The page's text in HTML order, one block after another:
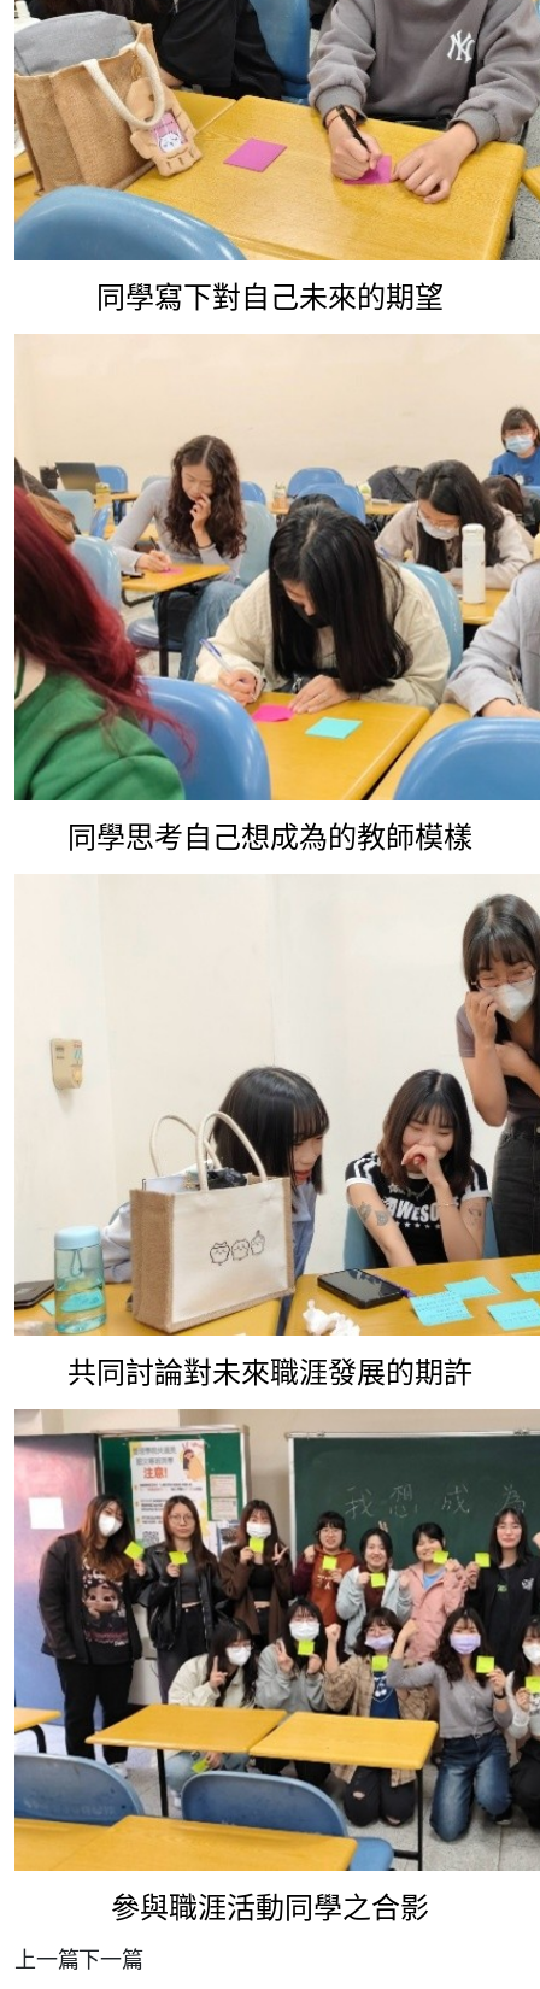
同學寫下對自己未來的期望
同學思考自己想成為的教師模樣
共同討論對未來職涯發展的期許
參與職涯活動同學之合影
上一篇 下一篇